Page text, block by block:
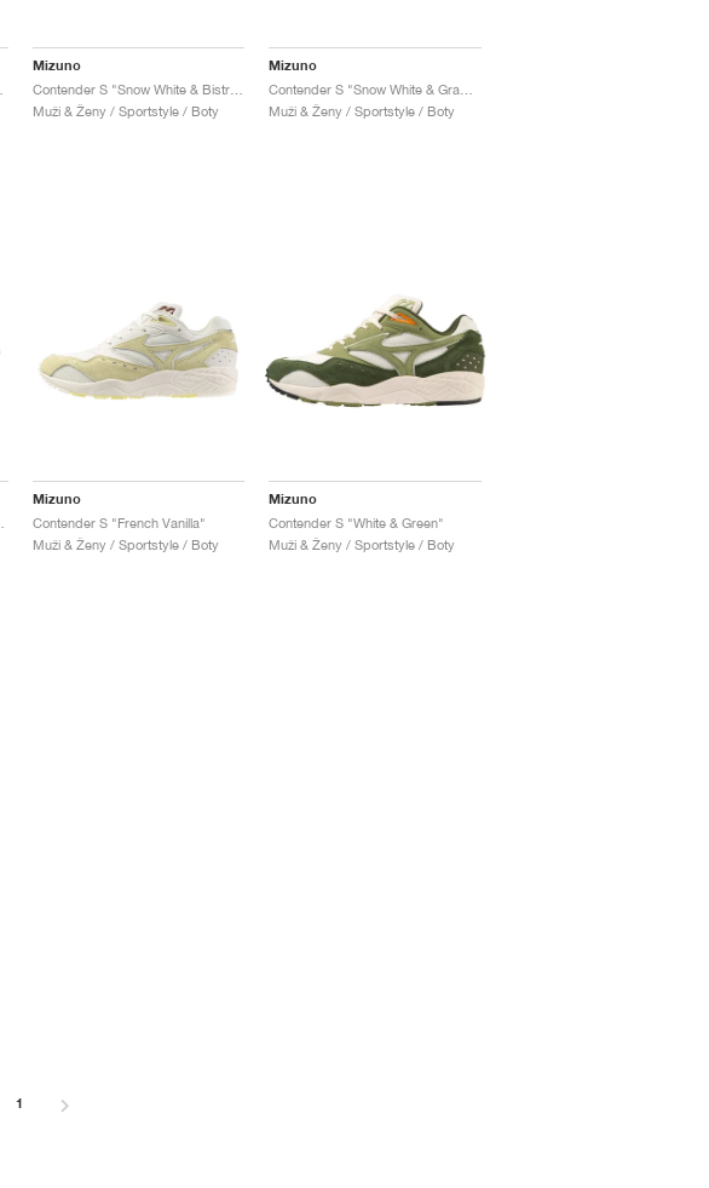
Mizuno
Contender S "Snow White & Bistro Green"
Muži & Ženy / Sportstyle / Boty
Mizuno
Muži & Ženy / Sportstyle / Boty
Mizuno
Contender S "French Vanilla"
Muži & Ženy / Sportstyle / Boty
Mizuno
Contender S "White & Green"
Muži & Ženy / Sportstyle / Boty
1